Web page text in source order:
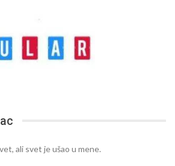
ali svet je ušao u mene.